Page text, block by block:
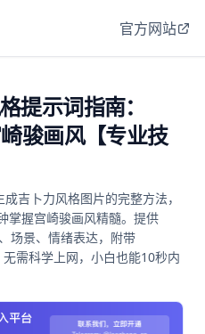
官方网站
提示词指南：
骏画风【专业技
吉卜力风格图片的完整方法，
掌握宫崎骏画风精髓。提供
场景、情绪表达，附带
需科学上网，小白也能10秒内